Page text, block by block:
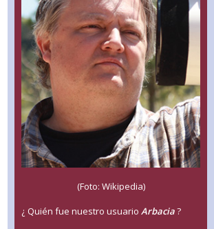
(Foto: Wikipedia)
¿ Quién fue nuestro usuario Arbacia?